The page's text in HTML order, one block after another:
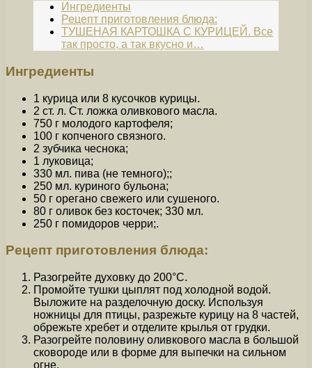
Ингредиенты
Рецепт приготовления блюда:
ТУШЕНАЯ КАРТОШКА С КУРИЦЕЙ. Все
так просто, а так вкусно и…
Ингредиенты
1 курица или 8 кусочков курицы.
2 ст. л. Ст. ложка оливкового масла.
750 г молодого картофеля;
100 г копченого связного.
2 зубчика чеснока;
1 луковица;
330 мл. пива (не темного);;
250 мл. куриного бульона;
50 г орегано свежего или сушеного.
80 г оливок без косточек; 330 мл.
250 г помидоров черри;.
Рецепт приготовления блюда:
Разогрейте духовку до 200°C.
Промойте тушки цыплят под холодной водой.
Выложите на разделочную доску. Используя
ножницы для птицы, разрежьте курицу на 8 частей,
обрежьте хребет и отделите крылья от грудки.
Разогрейте половину оливкового масла в большой
сковороде или в форме для выпечки на сильном
огне.